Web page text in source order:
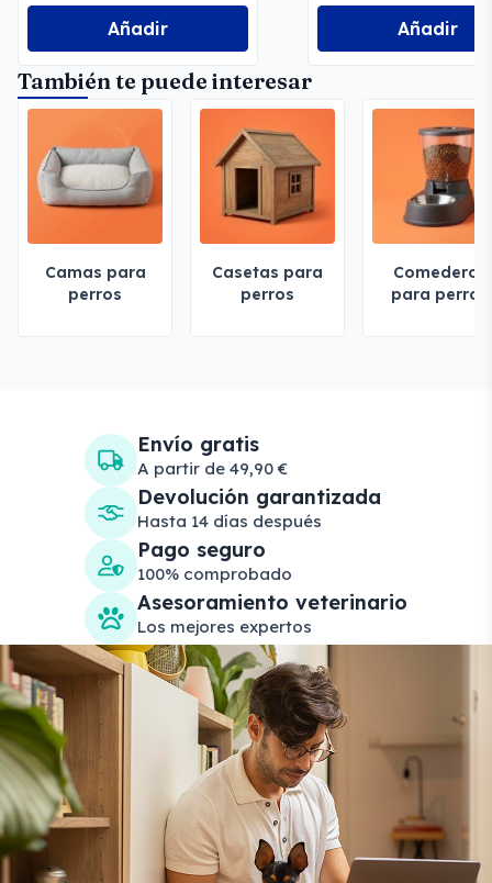
Añadir Añadir
También te puede interesar
Camas para
perros
Casetas para
perros
Comederos
para perros
Envío gratis
A partir de 49,90 €
Devolución garantizada
Hasta 14 días después
Pago seguro
100% comprobado
Asesoramiento veterinario
Los mejores expertos